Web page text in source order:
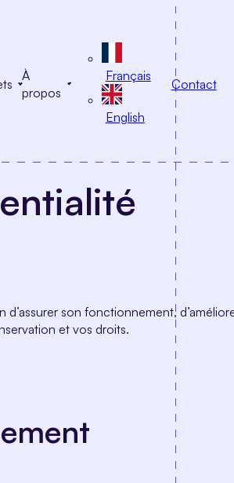
À
propos
Français
English
Contact
son fonctionnement,
et vos droits.